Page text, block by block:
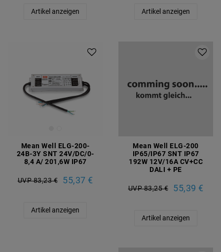
Artikel anzeigen Artikel anzeigen
Mean Well ELG-200-
24B-3Y SNT 24V/DC/0-
8,4 A/ 201,6W IP67
UVP 83,23 € 55,37 €
Artikel anzeigen
Mean Well ELG-200
IP65/IP67 SNT IP67
192W 12V/16A CV+CC
DALI + PE
UVP 83,25 € 55,39 €
Artikel anzeigen